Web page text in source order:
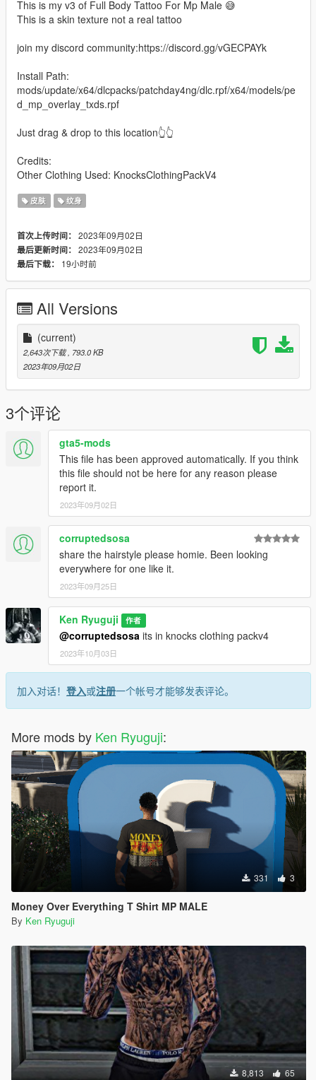
This is my v3 of Full Body Tattoo For Mp Male 😅
This is a skin texture not a real tattoo
join my discord community:https://discord.gg/vGECPAYk
Install Path:
mods/update/x64/dlcpacks/patchday4ng/dlc.rpf/x64/models/pe
d_mp_overlay_txds.rpf
Just drag & drop to this location👆👆
Credits:
Other Clothing Used: KnocksClothingPackV4
皮肤 纹身
首次上传时间： 2023年09月02日
最后更新时间： 2023年09月02日
最后下载：
19小时前
All Versions
(current)
2,643次下载, 793.0 KB
2023年09月02日
3个评论
gta5-mods
This file has been approved automatically. If you think
this file should not be here for any reason please
report it.
2023年09月02日
corruptedsosa
share the hairstyle please homie. Been looking
everywhere for one like it.
2023年09月25日
Ken Ryuguji 作者
@corruptedsosa its in knocks clothing packv4
2023年10月03日
加入对话！ 登入或注册一个帐号才能够发表评论。
More mods by Ken Ryuguji:
331 3
Money Over Everything T Shirt MP MALE
By Ken Ryuguji
8,813 65